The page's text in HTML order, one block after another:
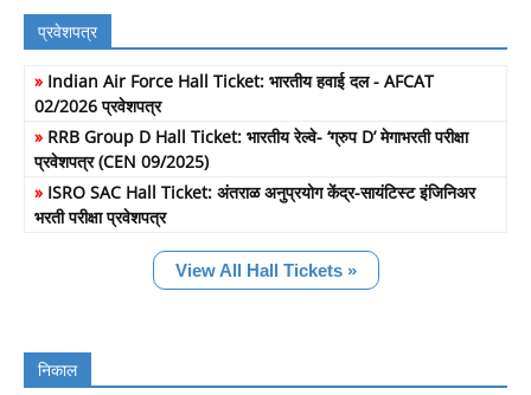
प्रवेशपत्र
» Indian Air Force Hall Ticket: भारतीय हवाई दल - AFCAT
02/2026 प्रवेशपत्र
» RRB Group D Hall Ticket: भारतीय रेल्वे- ‘ग्रुप D’ मेगाभरती परीक्षा
प्रवेशपत्र (CEN 09/2025)
» ISRO SAC Hall Ticket: अंतराळ अनुप्रयोग केंद्र-सायंटिस्ट इंजिनिअर
भरती परीक्षा प्रवेशपत्र
View All Hall Tickets »
निकाल